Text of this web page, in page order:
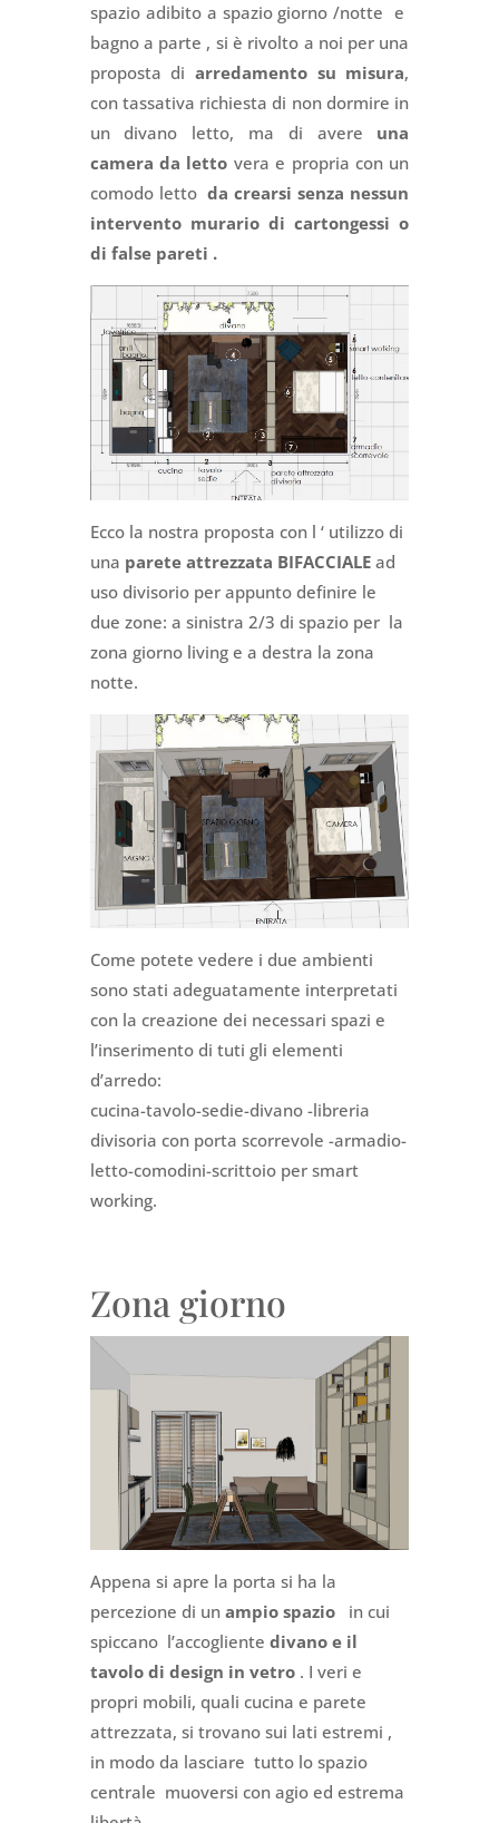
spazio adibito a spazio giorno /notte e
bagno a parte , si è rivolto a noi per una
proposta di arredamento su misura,
con tassativa richiesta di non dormire in
un divano letto, ma di avere una
camera da letto vera e propria con un
comodo letto da crearsi senza nessun
intervento murario di cartongessi o
di false pareti .
Ecco la nostra proposta con l ‘ utilizzo di
una parete attrezzata BIFACCIALEad
uso divisorio per appunto definire le
due zone: a sinistra 2/3 di spazio per la
zona giorno living e a destra la zona
notte.
Come potete vedere i due ambienti
sono stati adeguatamente interpretati
con la creazione dei necessari spazi e
l’inserimento di tuti gli elementi
d’arredo:
cucina-tavolo-sedie-divano -libreria
divisoria con porta scorrevole -armadio-
letto-comodini-scrittoio per smart
working.
Zona giorno
Appena si apre la porta si ha la
percezione di un ampio spazioin cui
spiccano l’accogliente divano e il
tavolo di design in vetro. I veri e
propri mobili, quali cucina e parete
attrezzata, si trovano sui lati estremi ,
in modo da lasciare tutto lo spazio
centrale muoversi con agio ed estrema